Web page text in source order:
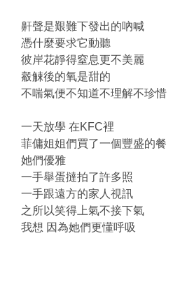
鼾聲是艱難下發出的吶喊
憑什麼要求它動聽
彼岸花靜得窒息更不美麗
觳觫後的氧是甜的
不喘氣便不知道不理解不珍惜
一天放學 在KFC裡
菲傭姐姐們買了一個豐盛的餐
她們優雅
一手舉蛋撻拍了許多照
一手跟遠方的家人視訊
之所以笑得上氣不接下氣
我想 因為她們更懂呼吸